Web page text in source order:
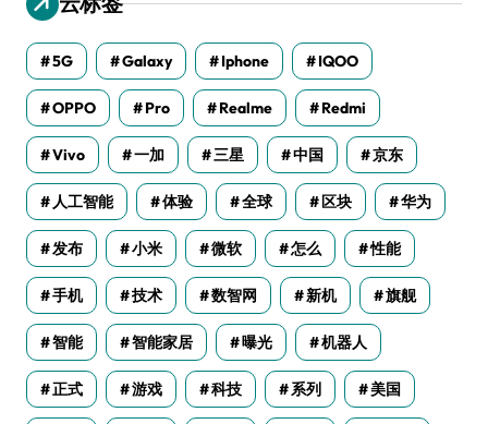
5G Galaxy Iphone IQOO
OPPO Pro Realme Redmi
Vivo 一加 三星 中国 京东
人工智能 体验 全球 区块 华为
发布 小米 微软 怎么 性能
手机 技术 数智网 新机 旗舰
智能 智能家居 曝光 机器人
正式 游戏 科技 系列 美国